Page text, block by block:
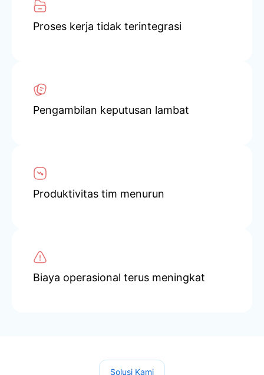
Proses kerja tidak terintegrasi
Pengambilan keputusan lambat
Produktivitas tim menurun
Biaya operasional terus meningkat
Solusi Kami